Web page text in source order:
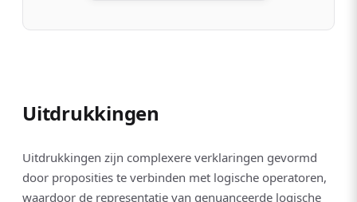
Uitdrukkingen
Uitdrukkingen zijn complexere verklaringen gevormd
door proposities te verbinden met logische operatoren,
waardoor de representatie van genuanceerde logische